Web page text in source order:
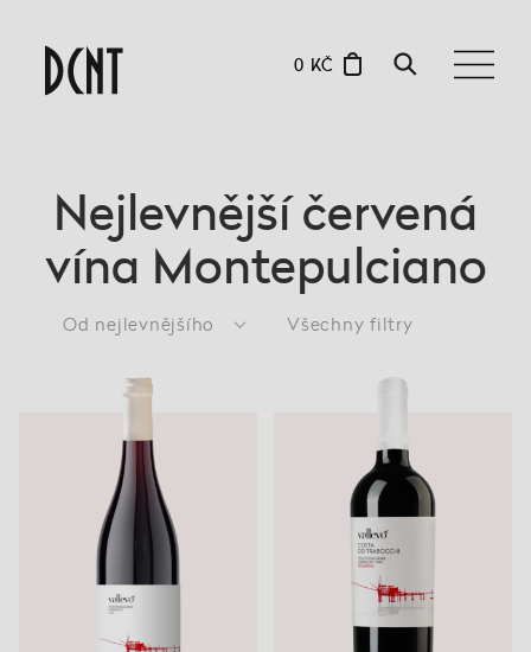
0 KČ
Nejlevnější červená
vína Montepulciano
Od nejlevnějšího Všechny filtry